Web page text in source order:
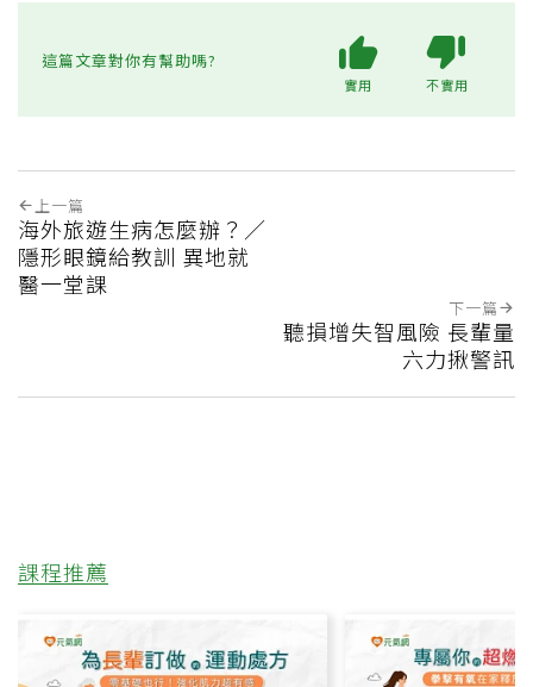
這篇文章對你有幫助嗎?
實用 不實用
上一篇
海外旅遊生病怎麼辦？／
隱形眼鏡給教訓 異地就
醫一堂課
下一篇
聽損增失智風險 長輩量
六力揪警訊
課程推薦